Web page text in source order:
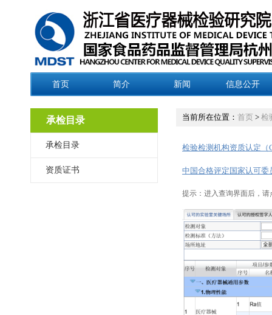
首页 简介 新闻 信息公开
承检目录
承检目录
资质证书
当前所在位置： 首页 > 检
检验检测机构资质认定
中国合格评定国家认可委
提示：进入查询界面后，